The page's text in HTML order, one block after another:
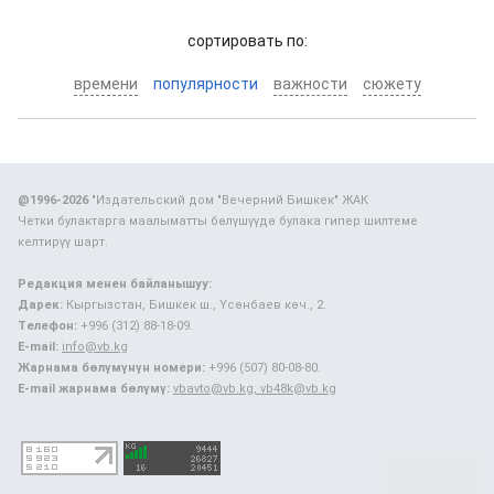
cортировать по:
времени популярности важности сюжету
@1996-2026"Издательский дом "Вечерний Бишкек" ЖАК
Четки булактарга маалыматты бөлүшүүдө булака гипер шилтеме
келтирүү шарт.
Редакция менен байланышуу:
Дарек: Кыргызстан, Бишкек ш., Үсөнбаев көч., 2.
Телефон: +996 (312) 88-18-09.
E-mail: info@vb.kg
Жарнама бөлүмүнүн номери: +996 (507) 80-08-80.
E-mail жарнама бөлүмү: vbavto@vb.kg, vb48k@vb.kg